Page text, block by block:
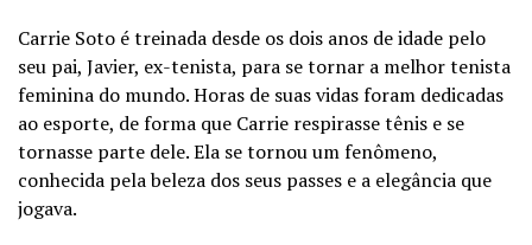
Carrie Soto é treinada desde os dois anos de idade pelo
seu pai, Javier, ex-tenista, para se tornar a melhor tenista
feminina do mundo. Horas de suas vidas foram dedicadas
ao esporte, de forma que Carrie respirasse tênis e se
tornasse parte dele. Ela se tornou um fenômeno,
conhecida pela beleza dos seus passes e a elegância que
jogava.